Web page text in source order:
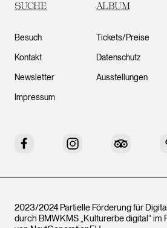
SUCHE ALBUM
Besuch
Kontakt
Newsletter
Impressum
Tickets/Preise
Datenschutz
Ausstellungen
Facebook Instagram Tripadvisor
2023/2024 Partielle Förderung für
durch BMWKMS „Kulturerbe digital“ im